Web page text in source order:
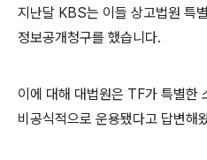
지난달 KBS는 이들 상고법원 특
정보공개청구를 했습니다.
이에 대해 대법원은 TF가 특별한
비공식적으로 운용됐다고 답변해